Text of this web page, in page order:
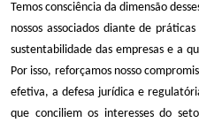
Temos consciência da dimensão
nossos associados diante de
sustentabilidade das empresas e a
Por isso, reforçamos nosso
efetiva, a defesa jurídica e
que conciliem os interesses do